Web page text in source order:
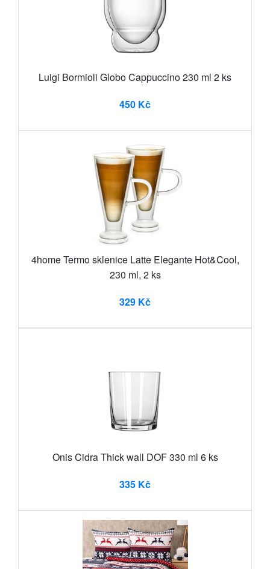
Luigi Bormioli Globo Cappuccino 230 ml 2 ks
450 Kč
4home Termo sklenice Latte Elegante Hot&Cool,
230 ml, 2 ks
329 Kč
Onis Cidra Thick wall DOF 330 ml 6 ks
335 Kč